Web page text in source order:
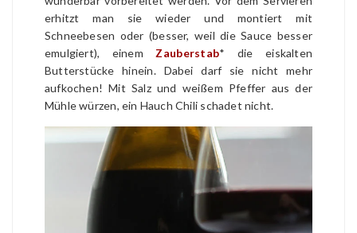
erhitzt man sie wieder und montiert mit
Schneebesen oder (besser, weil die Sauce besser
emulgiert), einem Zauberstab* die eiskalten
Butterstücke hinein. Dabei darf sie nicht mehr
aufkochen! Mit Salz und weißem Pfeffer aus der
Mühle würzen, ein Hauch Chili schadet nicht.